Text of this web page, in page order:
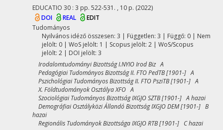
EDUCATIO 30 : 3 pp. 522-531. , 10 p. (2022)
DOI
REAL
EDIT
Tudományos
Nyilvános idéző összesen: 3 | Független: 3 | Függő: 0 | Nem
jelölt: 0 | WoS jelölt: 1 | Scopus jelölt: 2 | WoS/Scopus
jelölt: 2 | DOI jelölt: 3
Irodalomtudományi Bizottság I.NYIO Irod Biz A
Pedagógiai Tudományos Bizottság II. FTO PedTB [1901-] A
Pszichológiai Tudományos Bizottság II. FTO PsziTB [1901-] A
X. Földtudományok Osztálya XFO A
Szociológiai Tudományos Bizottság IXGJO SZTB [1901-] A hazai
Demográfiai Osztályközi Állandó Bizottság IXGJO DEM [1901-] B
hazai
Regionális Tudományok Bizottsága IXGJO RTB [1901-] C hazai